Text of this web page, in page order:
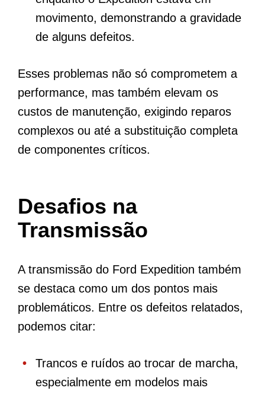
movimento, demonstrando a gravidade
de alguns defeitos.
Esses problemas não só comprometem a
performance, mas também elevam os
custos de manutenção, exigindo reparos
complexos ou até a substituição completa
de componentes críticos.
Desafios na
Transmissão
A transmissão do Ford Expedition também
se destaca como um dos pontos mais
problemáticos. Entre os defeitos relatados,
podemos citar:
Trancos e ruídos ao trocar de marcha,
especialmente em modelos mais